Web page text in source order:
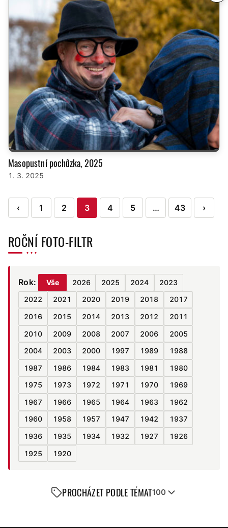
Masopustní pochůzka, 2025
1. 3. 2025
Stránkování
příspěvků
‹ 1 2 3 4 5 … 43 ›
ROČNÍ FOTO-FILTR
Rok: Vše 2026 2025 2024
2023
2022
2021 2020 2019 2018
2017
2016
2015 2014 2013 2012
2011
2010
2009 2008 2007 2006
2005
2004
2003 2000 1997 1989
1988
1987
1986 1984 1983 1981
1980
1975
1973 1972 1971 1970
1969
1967
1966 1965 1964 1963
1962
1960
1958 1957 1947 1942
1937
1936
1935 1934 1932 1927
1926
1925
1920
PROCHÁZET PODLE TÉMAT100